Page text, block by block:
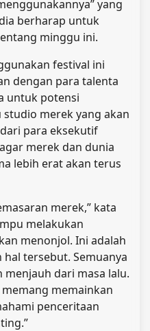
yang
berharap untuk
minggu ini.
festival ini
dengan para talenta
untuk potensi
merek yang akan
para eksekutif
merek dan dunia
lebih erat akan terus
merek,” kata
melakukan
menonjol. Ini adalah
tersebut. Semuanya
dari masa lalu.
memainkan
penceritaan